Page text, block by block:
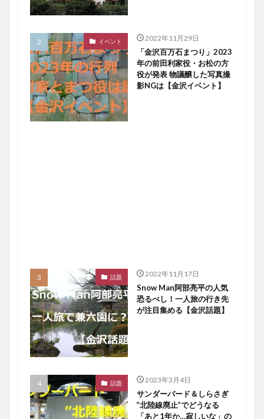
イベント 2022年11月29日
「金沢百万石まつり」2023
年の前田利家役・お松の方
役が発表 物議醸した写真撮
影NGは【金沢イベント】
話題 2022年11月17日
Snow Man阿部亮平の人気
恐るべし！一人旅の行き先
が注目集める【金沢話題】
話題 2023年3月4日
サンダーバード＆しらさぎ
”北陸線廃止”でどうなる
「あと1年か…寂しいな」の